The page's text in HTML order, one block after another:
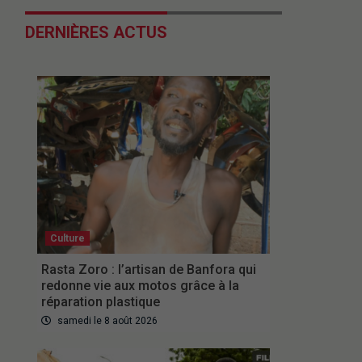
DERNIÈRES ACTUS
Culture
Rasta Zoro : l’artisan de Banfora qui
redonne vie aux motos grâce à la
réparation plastique
samedi le 8 août 2026